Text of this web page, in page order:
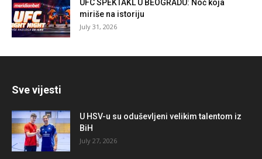
UFC SPEKTAKL U BEOGRADU: Noć koja
miriše na istoriju
July 31, 2026
Sve vijesti
U HSV-u su oduševljeni velikim talentom iz
BiH
July 27, 2026